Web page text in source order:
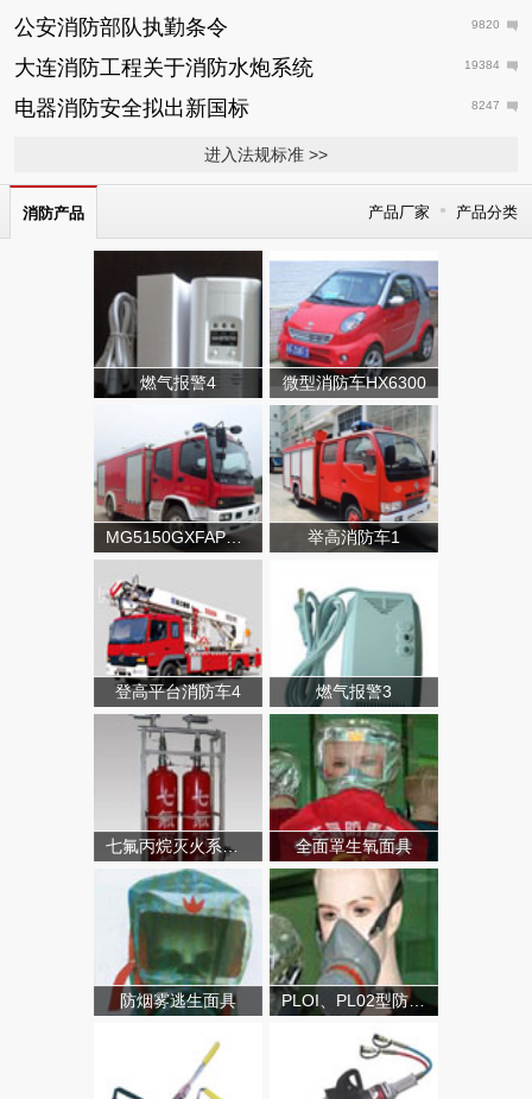
公安消防部队执勤条令 9820
大连消防工程关于消防水炮系统 19384
电器消防安全拟出新国标 8247
进入法规标准 >>
消防产品 产品厂家 • 产品分类
燃气报警4 微型消防车HX6300
MG5150GXFAP50A类泡沫消防车 举高消防车1
登高平台消防车4 燃气报警3
七氟丙烷灭火系统（有管网） 全面罩生氧面具
防烟雾逃生面具 PLOI、PL02型防毒面具